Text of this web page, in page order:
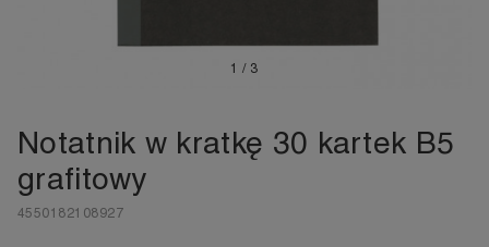
1 / 3
Notatnik w kratkę 30 kartek B5
grafitowy
4550182108927